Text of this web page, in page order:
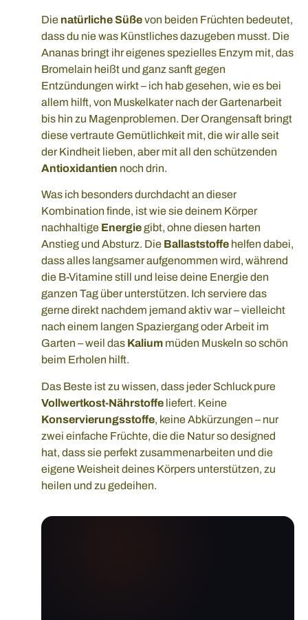
Die natürliche Süßevon beiden Früchten bedeutet,
dass du nie was Künstliches dazugeben musst. Die
Ananas bringt ihr eigenes spezielles Enzym mit, das
Bromelain heißt und ganz sanft gegen
Entzündungen wirkt – ich hab gesehen, wie es bei
allem hilft, von Muskelkater nach der Gartenarbeit
bis hin zu Magenproblemen. Der Orangensaft bringt
diese vertraute Gemütlichkeit mit, die wir alle seit
der Kindheit lieben, aber mit all den schützenden
Antioxidantien noch drin.
Was ich besonders durchdacht an dieser
Kombination finde, ist wie sie deinem Körper
nachhaltige Energiegibt, ohne diesen harten
Anstieg und Absturz. Die Ballaststoffe helfen dabei,
dass alles langsamer aufgenommen wird, während
die B-Vitamine still und leise deine Energie den
ganzen Tag über unterstützen. Ich serviere das
gerne direkt nachdem jemand aktiv war – vielleicht
nach einem langen Spaziergang oder Arbeit im
Garten – weil das Kalium müden Muskeln so schön
beim Erholen hilft.
Das Beste ist zu wissen, dass jeder Schluck pure
Vollwertkost-Nährstoffe liefert. Keine
Konservierungsstoffe, keine Abkürzungen – nur
zwei einfache Früchte, die die Natur so designed
hat, dass sie perfekt zusammenarbeiten und die
eigene Weisheit deines Körpers unterstützen, zu
heilen und zu gedeihen.